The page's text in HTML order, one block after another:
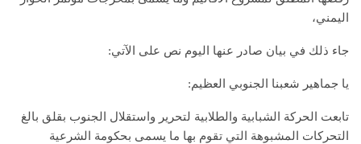
اليمني،
جاء ذلك في بيان صادر عنها اليوم نص على الآتي:
يا جماهير شعبنا الجنوبي العظيم:
تابعت الحركة الشبابية والطلابية لتحرير واستقلال الجنوب بقلق بالغ
التحركات المشبوهة التي تقوم بها ما يسمى بحكومة الشرعية